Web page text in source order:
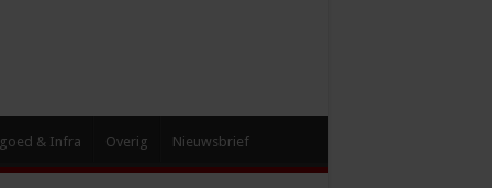
& Infra Overig Nieuwsbrief